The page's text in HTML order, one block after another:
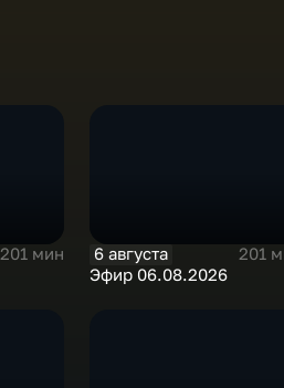
201 мин
6 августа
201
Эфир 06.08.2026